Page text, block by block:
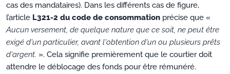
cas des mandataires). Dans les différents cas de figure,
l’article L321-2 du code de consommation précise que «
Aucun versement, de quelque nature que ce soit, ne peut être
exigé d'un particulier, avant l'obtention d'un ou plusieurs prêts
d'argent. ». Cela signifie premièrement que le courtier doit
attendre le déblocage des fonds pour être rémunéré.